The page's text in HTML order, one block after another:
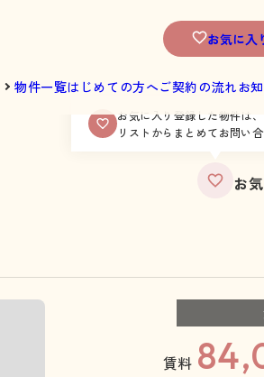
お気に入
物件一覧はじめての方へご契約の流れ お
お気に入り登録した物件は、
リストからまとめてお問い合
お
賃料